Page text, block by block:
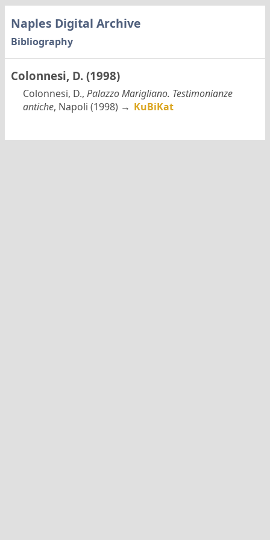
Naples Digital Archive
Bibliography
Colonnesi, D. (1998)
Colonnesi, D., Palazzo Marigliano. Testimonianze
antiche, Napoli (1998) → KuBiKat